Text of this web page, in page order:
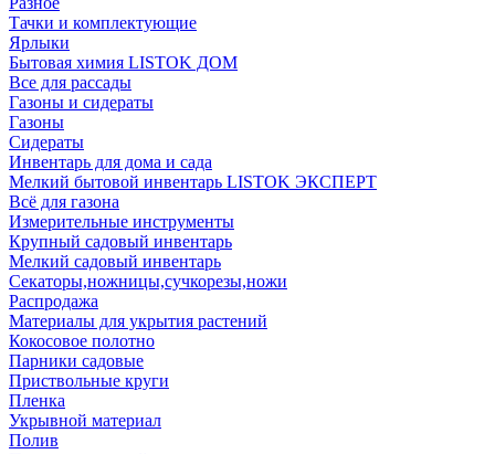
Тачки и комплектующие
Ярлыки
Бытовая химия LISTOK ДОМ
Все для рассады
Газоны и сидераты
Газоны
Сидераты
Инвентарь для дома и сада
Мелкий бытовой инвентарь LISTOK ЭКСПЕРТ
Всё для газона
Измерительные инструменты
Крупный садовый инвентарь
Мелкий садовый инвентарь
Секаторы,ножницы,сучкорезы,ножи
Распродажа
Материалы для укрытия растений
Кокосовое полотно
Парники садовые
Приствольные круги
Пленка
Укрывной материал
Полив